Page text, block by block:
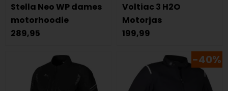
Stella Neo WP dames
motorhoodie
289,95
Voltiac 3 H2O
Motorjas
199,99
-40%